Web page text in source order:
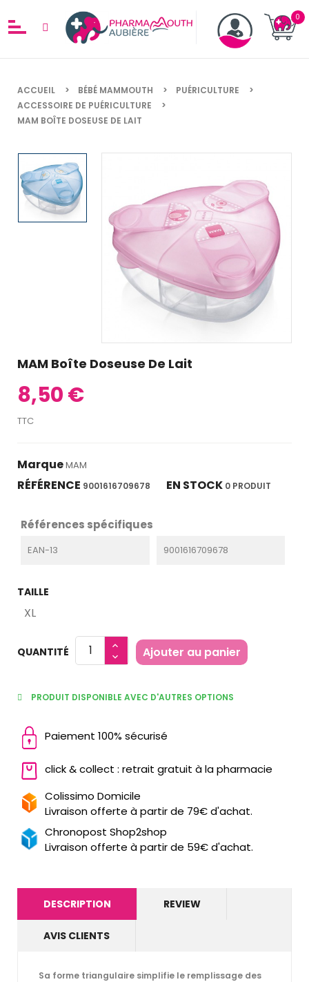
ACCUEIL BÉBÉ MAMMOUTH
PUÉRICULTURE
ACCESSOIRE DE PUÉRICULTURE
MAM BOÎTE DOSEUSE DE LAIT
MAM Boîte Doseuse De Lait
8,50 €
TTC
MarqueMAM
RÉFÉRENCE 9001616709678 EN STOCK 0 PRODUIT
Références spécifiques
EAN-13 9001616709678
TAILLE
QUANTITÉ Ajouter au panier
PRODUIT DISPONIBLE AVEC D'AUTRES OPTIONS
Paiement 100% sécurisé
click & collect : retrait gratuit à la pharmacie
Colissimo Domicile
Livraison offerte à partir de 79€ d'achat.
Chronopost Shop2shop
Livraison offerte à partir de 59€ d'achat.
DESCRIPTION REVIEW
AVIS CLIENTS
Sa forme triangulaire simplifie le remplissage des